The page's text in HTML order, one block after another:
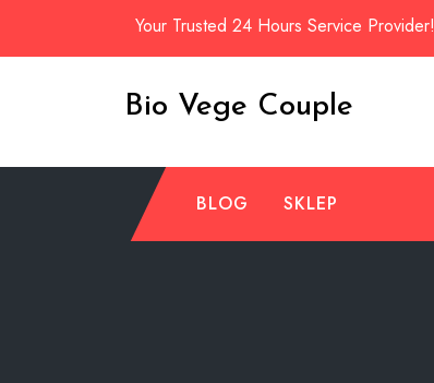
Your Trusted 24 Hours Service Provider!
Bio Vege Couple
BLOG SKLEP